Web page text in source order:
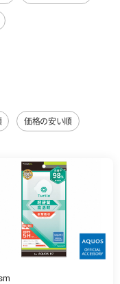
価格の安い順